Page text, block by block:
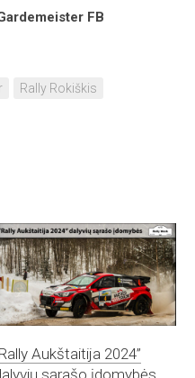
FB
Rally Rokiškis
Aukštaitija 2024”
sąrašo įdomybės